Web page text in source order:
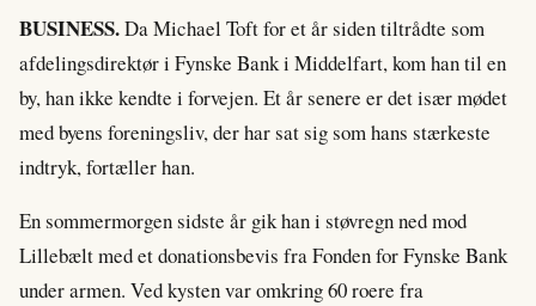
BUSINESS.Da Michael Toft for et år siden tiltrådte som
afdelingsdirektør i Fynske Bank i Middelfart, kom han til en
by, han ikke kendte i forvejen. Et år senere er det især mødet
med byens foreningsliv, der har sat sig som hans stærkeste
indtryk, fortæller han.
En sommermorgen sidste år gik han i støvregn ned mod
Lillebælt med et donationsbevis fra Fonden for Fynske Bank
under armen. Ved kysten var omkring 60 roere fra